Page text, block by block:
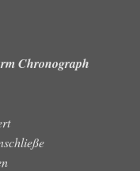
Chronograph